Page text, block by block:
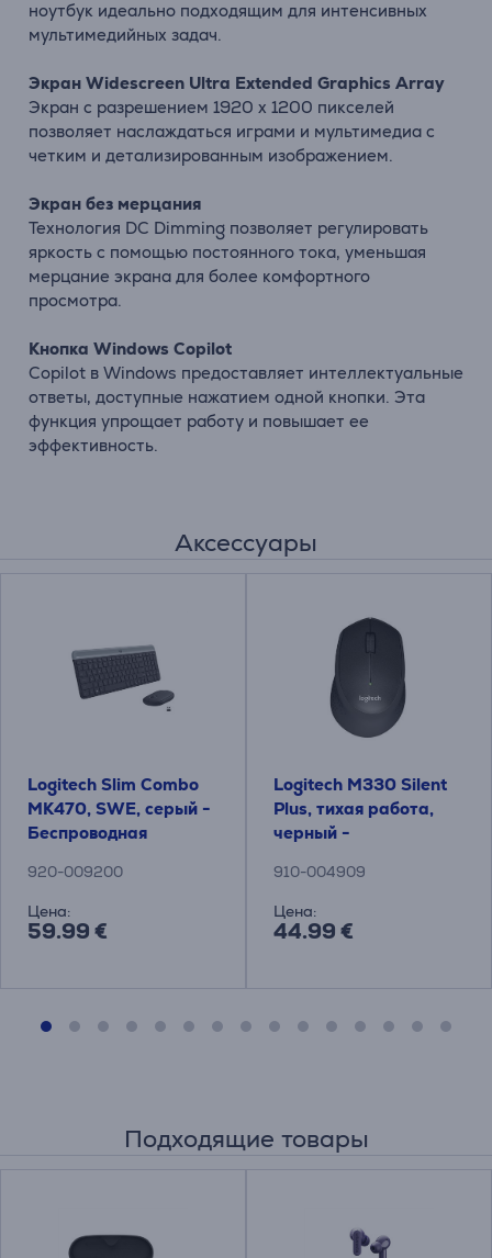
ноутбук идеально подходящим для интенсивных
мультимедийных задач.
Экран Widescreen Ultra Extended Graphics Array
Экран с разрешением 1920 x 1200 пикселей
позволяет наслаждаться играми и мультимедиа с
четким и детализированным изображением.
Экран без мерцания
Технология DC Dimming позволяет регулировать
яркость с помощью постоянного тока, уменьшая
мерцание экрана для более комфортного
просмотра.
Кнопка Windows Copilot
Copilot в Windows предоставляет интеллектуальные
ответы, доступные нажатием одной кнопки. Эта
функция упрощает работу и повышает ее
эффективность.
Аксессуары
Logitech Slim Combo
MK470, SWE, серый -
Беспроводная
920-009200
Цена:
59.99 €
Logitech M330 Silent
Plus, тихая работа,
черный -
оптическая мышь
910-004909
Цена:
44.99 €
Подходящие товары